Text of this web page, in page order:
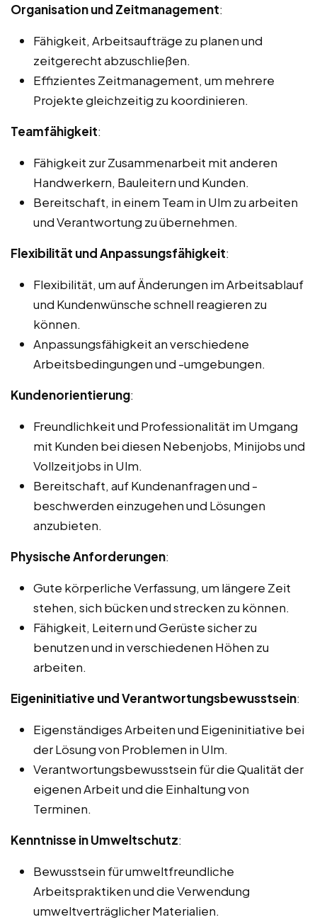
Organisation und Zeitmanagement:
Fähigkeit, Arbeitsaufträge zu planen und
zeitgerecht abzuschließen.
Effizientes Zeitmanagement, um mehrere
Projekte gleichzeitig zu koordinieren.
Teamfähigkeit:
Fähigkeit zur Zusammenarbeit mit anderen
Handwerkern, Bauleitern und Kunden.
Bereitschaft, in einem Team in Ulm zu arbeiten
und Verantwortung zu übernehmen.
Flexibilität und Anpassungsfähigkeit:
Flexibilität, um auf Änderungen im Arbeitsablauf
und Kundenwünsche schnell reagieren zu
können.
Anpassungsfähigkeit an verschiedene
Arbeitsbedingungen und -umgebungen.
Kundenorientierung:
Freundlichkeit und Professionalität im Umgang
mit Kunden bei diesen Nebenjobs, Minijobs und
Vollzeitjobs in Ulm.
Bereitschaft, auf Kundenanfragen und -
beschwerden einzugehen und Lösungen
anzubieten.
Physische Anforderungen:
Gute körperliche Verfassung, um längere Zeit
stehen, sich bücken und strecken zu können.
Fähigkeit, Leitern und Gerüste sicher zu
benutzen und in verschiedenen Höhen zu
arbeiten.
Eigeninitiative und Verantwortungsbewusstsein:
Eigenständiges Arbeiten und Eigeninitiative bei
der Lösung von Problemen in Ulm.
Verantwortungsbewusstsein für die Qualität der
eigenen Arbeit und die Einhaltung von
Terminen.
Kenntnisse in Umweltschutz:
Bewusstsein für umweltfreundliche
Arbeitspraktiken und die Verwendung
umweltverträglicher Materialien.